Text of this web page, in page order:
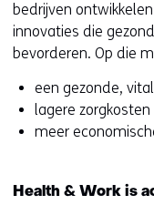
bedrijven
innovaties die
bevorderen. Op die
een gezonde,
lagere zorgkosten
meer
Health & Work is